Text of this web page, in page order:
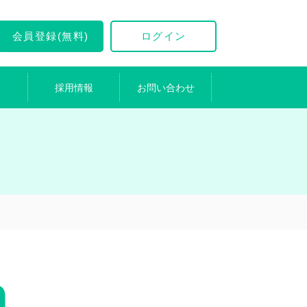
会員登録(無料) ログイン
採用情報 お問い合わせ